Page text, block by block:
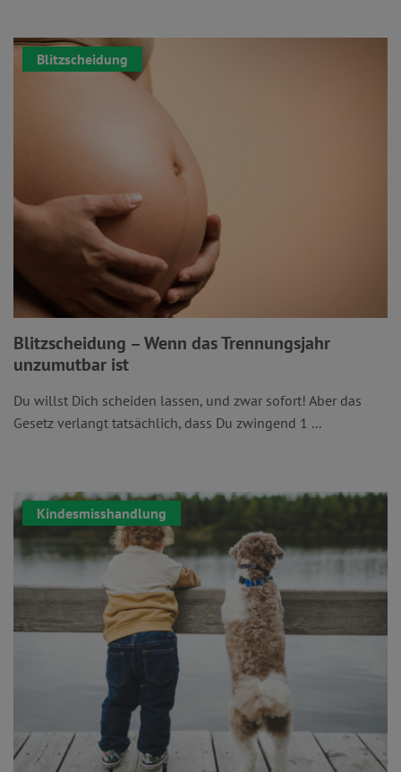
Blitzscheidung
Blitzscheidung – Wenn das Trennungsjahr
unzumutbar ist
Du willst Dich scheiden lassen, und zwar sofort! Aber das
Gesetz verlangt tatsächlich, dass Du zwingend 1 ...
Kindesmisshandlung